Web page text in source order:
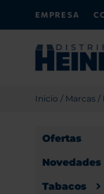
EMPRESA
Inicio / Marcas /
Ofertas
Novedades
Tabacos